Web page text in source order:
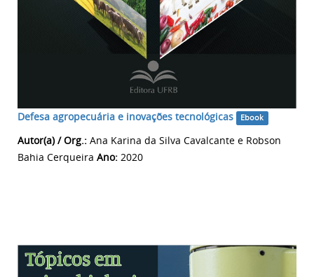
Defesa agropecuária e inovações tecnológicas Ebook
Autor(a) / Org.: Ana Karina da Silva Cavalcante e Robson
Bahia Cerqueira Ano: 2020